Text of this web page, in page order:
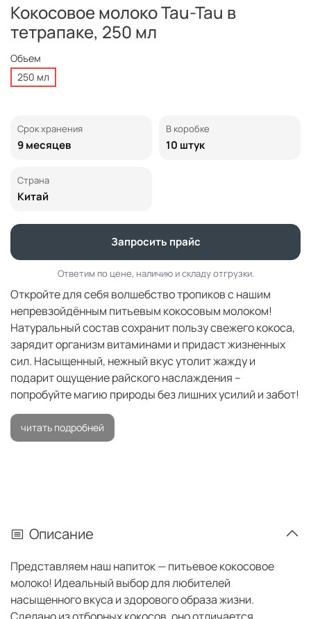
Кокосовое молоко Tau-Tau в
тетрапаке, 250 мл
Объем
250 мл
Срок хранения
9 месяцев
В коробке
10 штук
Страна
Китай
Запросить прайс
Ответим по цене, наличию и складу отгрузки.
Откройте для себя волшебство тропиков с нашим
непревзойдённым питьевым кокосовым молоком!
Натуральный состав сохранит пользу свежего кокоса,
зарядит организм витаминами и придаст жизненных
сил. Насыщенный, нежный вкус утолит жажду и
подарит ощущение райского наслаждения –
попробуйте магию природы без лишних усилий и забот!
читать подробней
Описание
Представляем наш напиток — питьевое кокосовое
молоко! Идеальный выбор для любителей
насыщенного вкуса и здорового образа жизни.